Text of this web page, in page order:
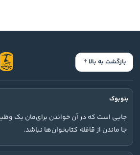
بازگشت به بالا
بنوبوک
جایی است که در آن خواندن برای‌مان یک
جا ماندن از قافله کتابخوان‌ها نباشد.